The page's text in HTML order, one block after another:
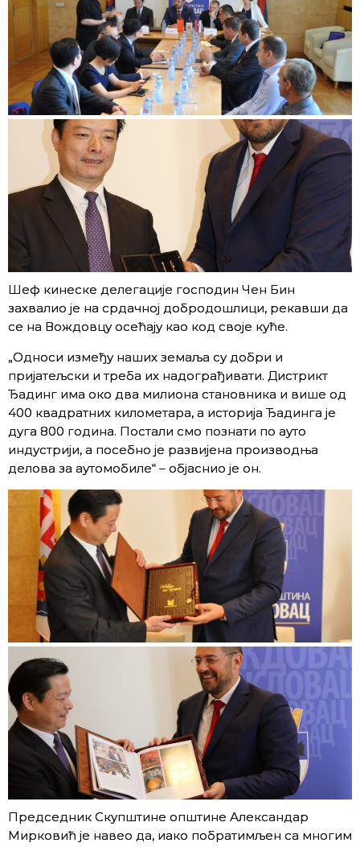
Шеф кинеске делегације господин Чен Бин
захвалио је на срдачној добродошлици, рекавши да
се на Вождовцу осећају као код своје куће.
„Односи између наших земаља су добри и
пријатељски и треба их надограђивати. Дистрикт
Ђадинг има око два милиона становника и више од
400 квадратних километара, а историја Ђадинга је
дуга 800 година. Постали смо познати по ауто
индустрији, а посебно је развијена производња
делова за аутомобиле“ – објаснио је он.
Председник Скупштине општине Александар
Мирковић је навео да, иако побратимљен са многим